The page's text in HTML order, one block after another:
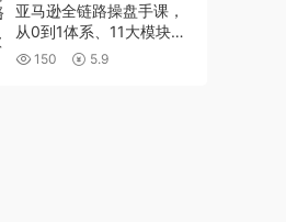
亚马逊全链路操盘手课，
从0到1体系、11大模块、
实战复盘，独立运营多店
150 5.9